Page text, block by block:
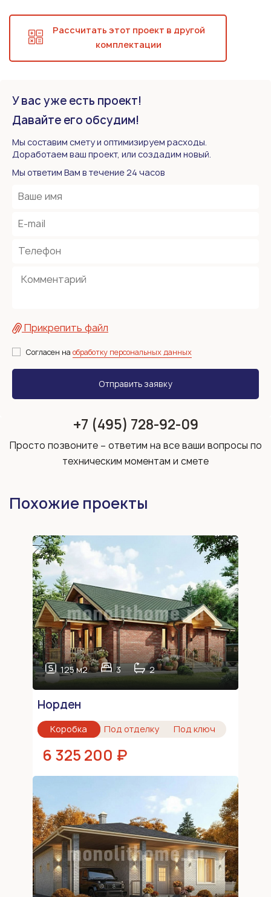
Рассчитать этот проект в другой
комплектации
У вас уже есть проект!
Давайте его обсудим!
Мы составим смету и оптимизируем расходы.
Доработаем ваш проект, или создадим новый.
Мы ответим Вам в течение 24 часов
Прикрепить файл
Согласен на обработку персональных данных
+7 (495) 728-92-09
Просто позвоните – ответим на все ваши вопросы по
техническим моментам и смете
Похожие проекты
125 м2 3 2
Норден
Коробка Под отделку Под ключ
6 325 200 ₽